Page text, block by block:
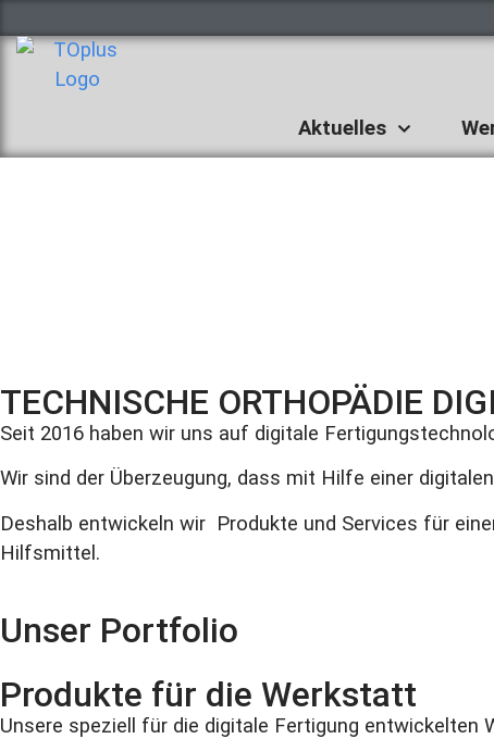
Aktuelles
TECHNISCHE ORTHOPÄDIE
Seit 2016 haben wir uns auf digitale
Wir sind der Überzeugung, dass mit Hilfe einer
Deshalb entwickeln wir Produkte und Services für
Hilfsmittel.
Unser Portfolio
Produkte für die Werkstatt
Unsere speziell für die digitale Fertigung entwickelten